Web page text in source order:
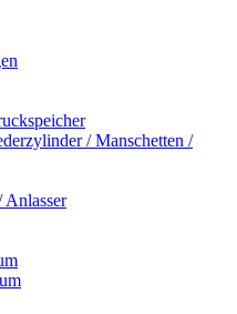
/ Manschetten /
Anlasser